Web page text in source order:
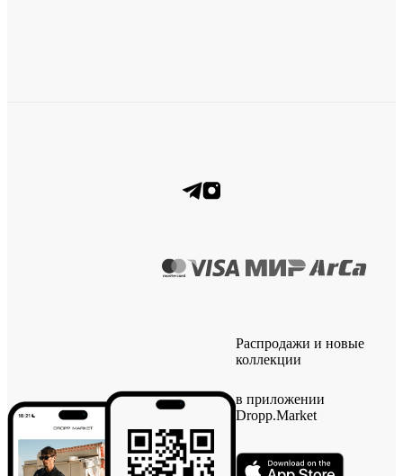
Распродажи и новые
коллекции
в приложении
Dropp.Market